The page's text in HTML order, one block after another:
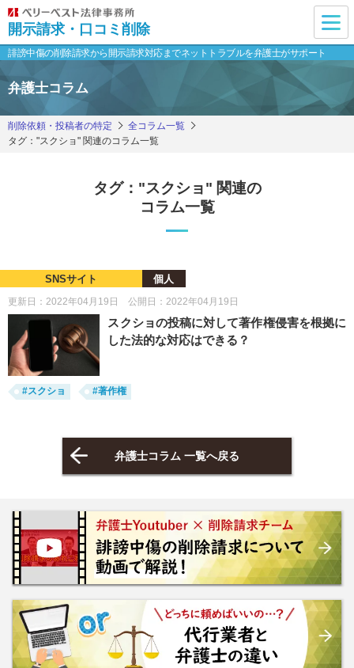
開示請求・口コミ削除
誹謗中傷の削除請求から開示請求対応までネットトラブルを弁護士がサポート
弁護士コラム
削除依頼・投稿者の特定
全コラム一覧
タグ："スクショ" 関連のコラム一覧
タグ："スクショ" 関連の
コラム一覧
SNSサイト 個人
更新日：2022年04月19日 公開日：2022年04月19日
スクショの投稿に対して著作権侵害を根拠に
した法的な対応はできる？
#スクショ #著作権
弁護士コラム 一覧へ戻る